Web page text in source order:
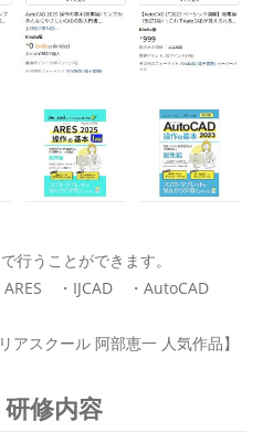
行うことができます。
・IJCAD ・AutoCAD
スクール 阿部恵一 人気作品】
研修内容